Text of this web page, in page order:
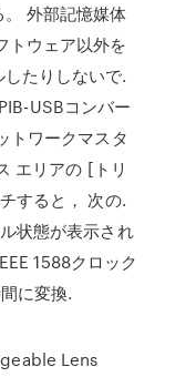
外部記憶媒体
トウェア以外を
たりしないで.
USBコンバー
トワークマスタ
エリアの [トリ
すると， 次の.
状態が表示され
1588クロック
に変換.
Lens